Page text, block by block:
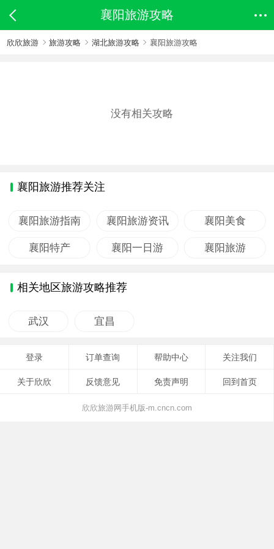
襄阳旅游攻略
欣欣旅游 旅游攻略 湖北旅游攻略 襄阳旅游攻略
没有相关攻略
襄阳旅游推荐关注
襄阳旅游指南 襄阳旅游资讯 襄阳美食
襄阳特产 襄阳一日游 襄阳旅游
相关地区旅游攻略推荐
武汉 宜昌
登录 订单查询 帮助中心 关注我们
关于欣欣 反馈意见 免责声明 回到首页
欣欣旅游网手机版-m.cncn.com